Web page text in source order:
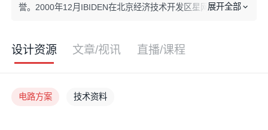
誉。2000年12月IBIDEN在北京经济技术开发区星网工业园注
展开全部
设计资源 文章/视讯 直播/课程
电路方案 技术资料